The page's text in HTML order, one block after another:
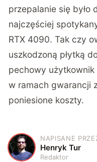
przepalanie się było
najczęściej
RTX 4090. Tak czy
uszkodzoną płytką
pechowy
w ramach gwarancji
poniesione koszty.
H
NAPISANE
Henryk Tur
Redaktor